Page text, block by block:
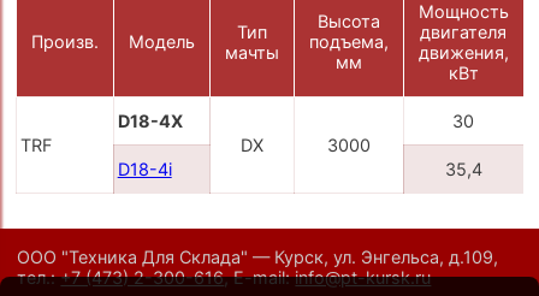
Произв. Модель
Тип
мачты
Высота
подъема,
мм
Мощность
двигателя
движения,
кВт
TRF
D18-4X
DX
3000
30
D18-4i
35,4
ООО "Техника Для Склада" — Курск, ул. Энгельса, д.109,
тел.:+7 (473) 2-300-616,E-mail:info@pt-kursk.ru